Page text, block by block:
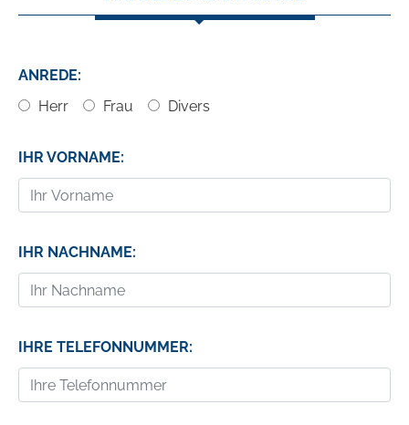
ANREDE:
Herr
Frau Divers
IHR VORNAME:
IHR NACHNAME:
IHRE TELEFONNUMMER: